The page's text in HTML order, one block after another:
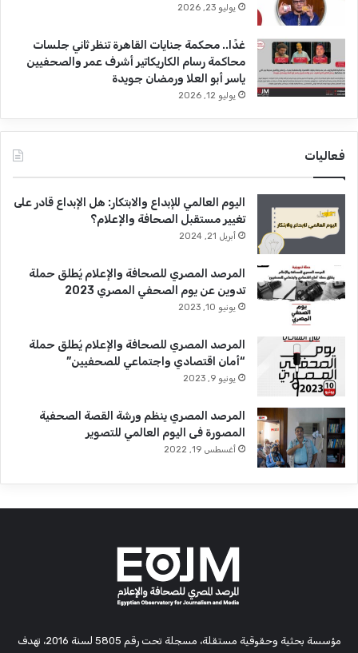
يوليو 23, 2026
غدًا.. محكمة جنايات القاهرة تنظر ثاني جلسات
محاكمة رسام الكاريكاتير أشرف عمر والصحفيين
ياسر أبو العلا ورمضان جويدة
يوليو 12, 2026
فعاليات
اليوم العالمي للإبداع والابتكار: هل الإبداع قادر على
تغيير مستقبل الصحافة والإعلام؟
أبريل 21, 2024
المرصد المصري للصحافة والإعلام يُطلق حملة
تدوين عن يوم الصحفي المصري 2023
يونيو 10, 2023
المرصد المصري للصحافة والإعلام يُطلق حملة
“أمان اقتصادي واجتماعي للصحفيين”
يونيو 9, 2023
المرصد المصري ينظم ورشة القصة الصحفية
المصورة فى اليوم العالمي للتصوير
أغسطس 19, 2022
مؤسسة بحثية وحقوقية مستقلة، مسجلة تحت رقم 5805 لسنة 2016، تهدف